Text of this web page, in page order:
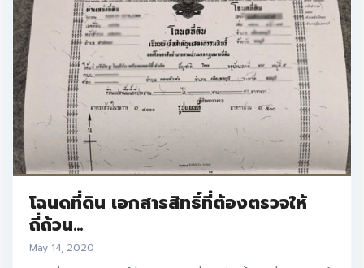
โฉนดที่ดิน เอกสารสิทธิ์ที่ต้องตรวจให้
ถี่ถ้วน...
May 14, 2020